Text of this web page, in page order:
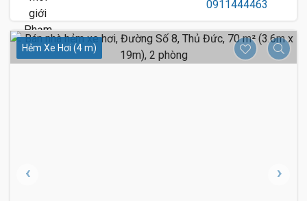
Hẻm Xe Hơi (4 m)